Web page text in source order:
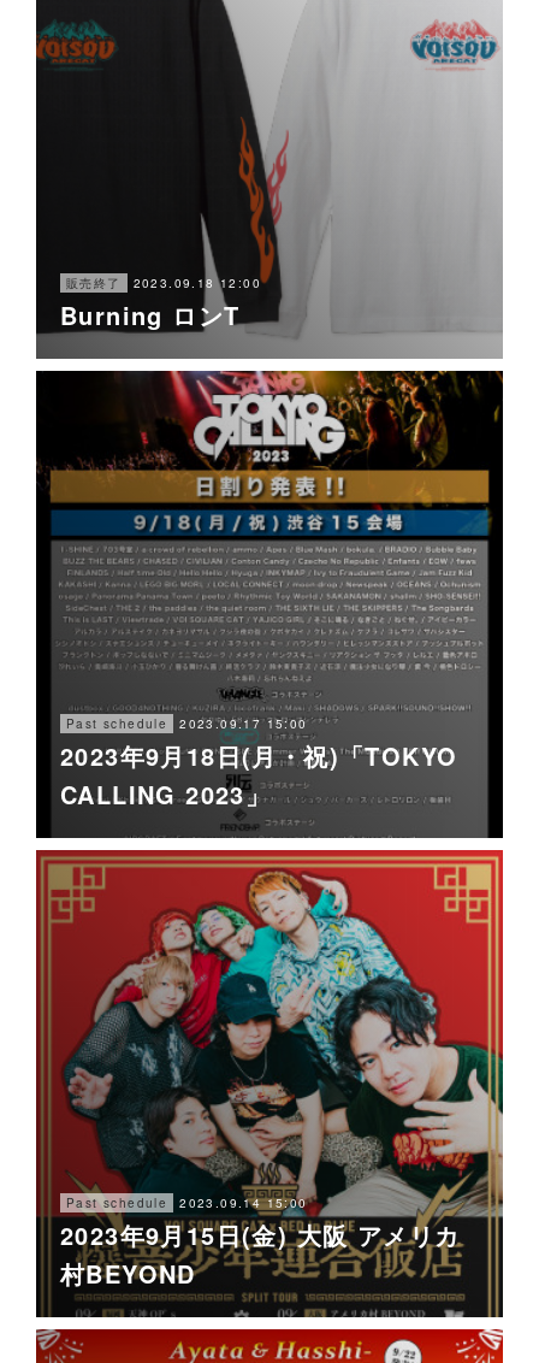
販売終了 2023.09.18 12:00
Burning ロンT
Past schedule 2023.09.17 15:00
2023年9月18日(月・祝)「TOKYO
CALLING 2023」
Past schedule 2023.09.14 15:00
2023年9月15日(金) 大阪 アメリカ
村BEYOND